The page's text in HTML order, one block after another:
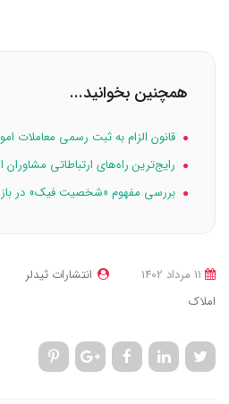
همچنین بخوانید...
قانون الزام به ثبت رسمي معاملات
رایج‌ترین راه‌های ارتباطاتی
بررسی مفهوم «شخصیت فیک» در
انتشارات ثیدلر
املاک